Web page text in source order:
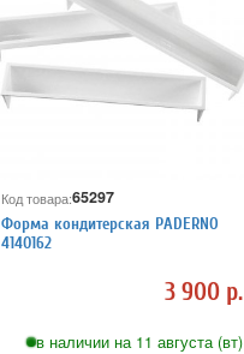
Код товара:65297
Форма кондитерская PADERNO
4140162
3 900 р.
в наличии на 11 августа (вт)